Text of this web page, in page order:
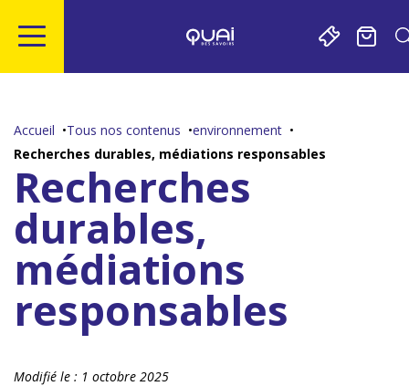
contenu
Accueil Tous nos contenus
environnement
Recherches durables, médiations responsables
Recherches
durables,
médiations
responsables
Modifié le : 1 octobre 2025